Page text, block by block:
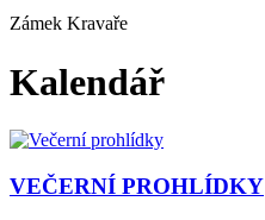
Zámek Kravaře
Kalendář
VEČERNÍ PROHLÍDKY